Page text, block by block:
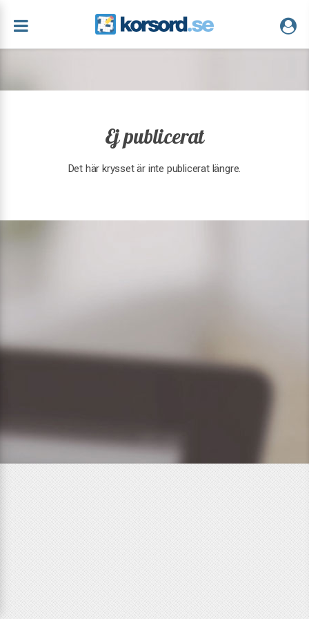
Ej publicerat
Det här krysset är inte publicerat längre.